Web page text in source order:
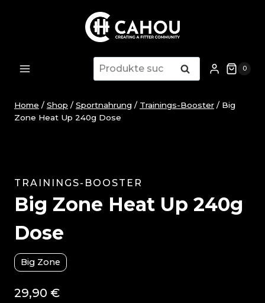
Suche
nach:
Suche 0
Home / Shop / Sportnahrung / Trainings-Booster / Big
Zone Heat Up 240g Dose
TRAININGS-BOOSTER
Big Zone Heat Up 240g
Dose
Big Zone
29,90 €